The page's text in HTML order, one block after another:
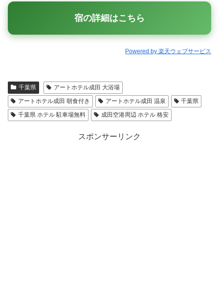
宿の詳細はこちら
Powered by 楽天ウェブサービス
千葉県
アートホテル成田 大浴場
アートホテル成田 朝食付き
アートホテル成田 温泉
千葉県
千葉県 ホテル 駐車場無料
成田空港周辺 ホテル 格安
スポンサーリンク